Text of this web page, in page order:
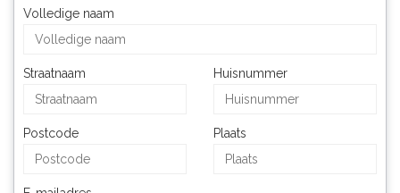
Volledige naam
Straatnaam Huisnummer
Postcode Plaats